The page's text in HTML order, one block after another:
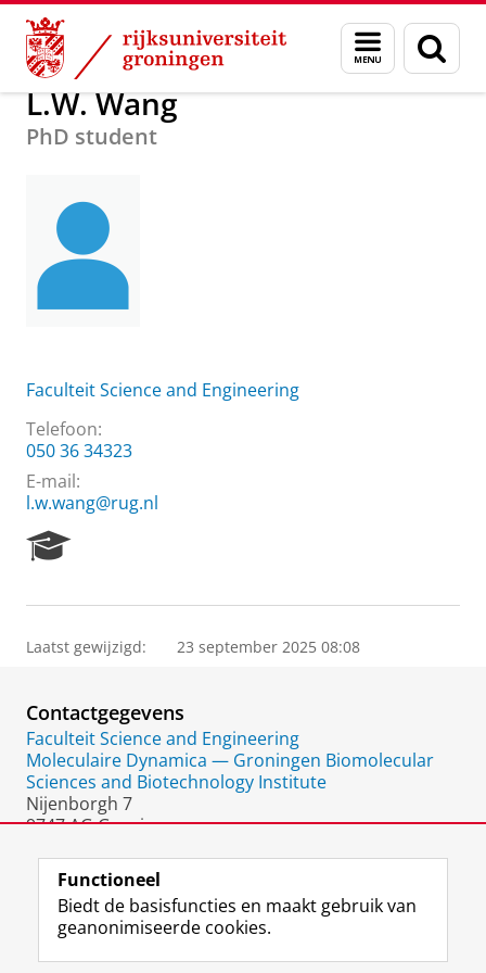
Skip
Content
Skip
Navigation
Menu
en
zoeken
Over ons L.W. Wang
L.W. Wang
PhD student
Faculteit Science and Engineering
Telefoon:
050 36 34323
E-mail:
l.w.wang@rug.nl
e
r
P
o
r
t
a
l
Laatst gewijzigd: 23 september 2025 08:08
Contactgegevens
Faculteit Science and Engineering
Moleculaire Dynamica — Groningen Biomolecular
Sciences and Biotechnology Institute
Nijenborgh 7
9747 AG Groningen
Volg de RUG F L R I Y
Functioneel
Biedt de basisfuncties en maakt gebruik van
geanonimiseerde cookies.